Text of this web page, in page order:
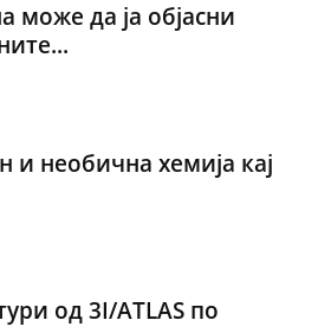
можe да ја објасни
и необична хемија кај
од 3I/ATLAS по